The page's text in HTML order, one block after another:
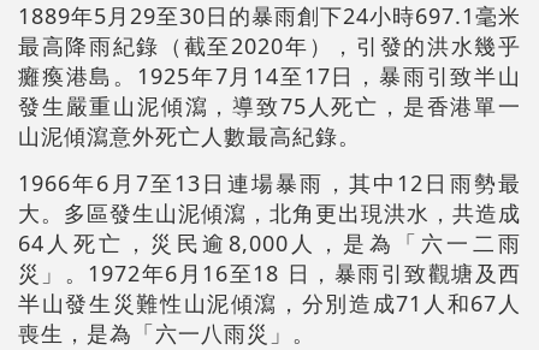
1889年5月29至30日的暴雨創下24小時697.1毫米
最高降雨紀錄（截至2020年），引發的洪水幾乎
癱瘓港島。1925年7月14至17日，暴雨引致半山
發生嚴重山泥傾瀉，導致75人死亡，是香港單一
山泥傾瀉意外死亡人數最高紀錄。
1966年6月7至13日連場暴雨，其中12日雨勢最
大。多區發生山泥傾瀉，北角更出現洪水，共造成
64人死亡，災民逾8,000人，是為「六一二雨
災」。1972年6月16至18 日，暴雨引致觀塘及西
半山發生災難性山泥傾瀉，分別造成71人和67人
喪生，是為「六一八雨災」。